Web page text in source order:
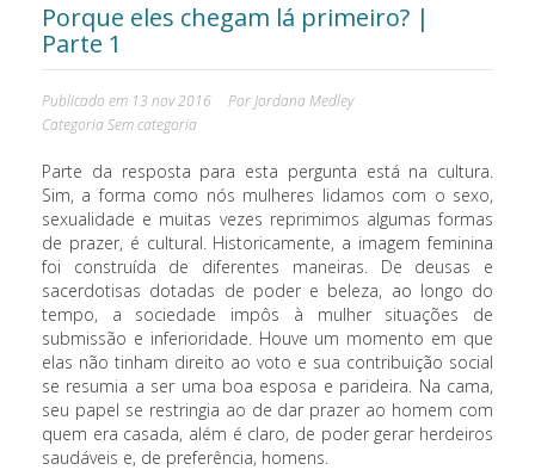
Porque eles chegam lá primeiro? |
Parte 1
Publicado em 13 nov 2016 PorJordana Medley
Categoria Sem categoria
Parte da resposta para esta pergunta está na cultura.
Sim, a forma como nós mulheres lidamos com o sexo,
sexualidade e muitas vezes reprimimos algumas formas
de prazer, é cultural. Historicamente, a imagem feminina
foi construída de diferentes maneiras. De deusas e
sacerdotisas dotadas de poder e beleza, ao longo do
tempo, a sociedade impôs à mulher situações de
submissão e inferioridade. Houve um momento em que
elas não tinham direito ao voto e sua contribuição social
se resumia a ser uma boa esposa e parideira. Na cama,
seu papel se restringia ao de dar prazer ao homem com
quem era casada, além é claro, de poder gerar herdeiros
saudáveis e, de preferência, homens.